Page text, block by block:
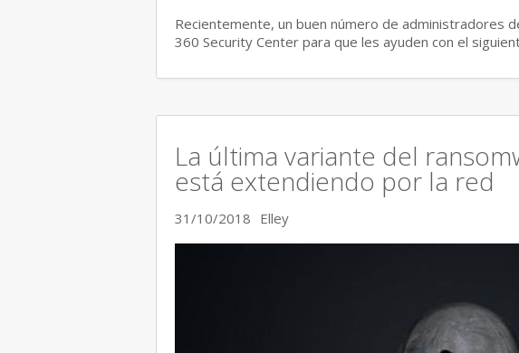
Recientemente, un buen número de administradores
360 Security Center para que les ayuden con el
La última variante del
está extendiendo por la red
31/10/2018 Elley